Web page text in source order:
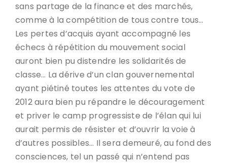
sans partage de la finance et des marchés,
comme à la compétition de tous contre tous…
Les pertes d’acquis ayant accompagné les
échecs à répétition du mouvement social
auront bien pu distendre les solidarités de
classe… La dérive d’un clan gouvernemental
ayant piétiné toutes les attentes du vote de
2012 aura bien pu répandre le découragement
et priver le camp progressiste de l’élan qui lui
aurait permis de résister et d’ouvrir la voie à
d’autres possibles… Il sera demeuré, au fond des
consciences, tel un passé qui n’entend pas